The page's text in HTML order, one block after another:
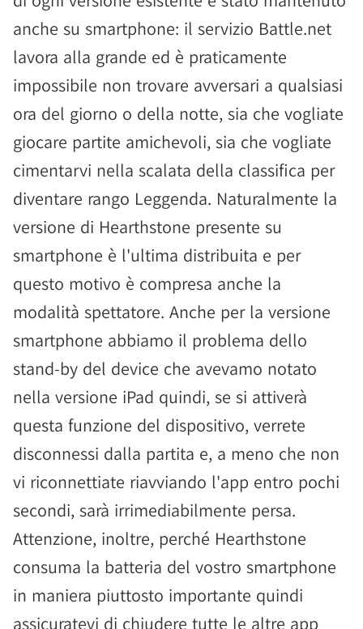
anche su smartphone: il servizio Battle.net
lavora alla grande ed è praticamente
impossibile non trovare avversari a qualsiasi
ora del giorno o della notte, sia che vogliate
giocare partite amichevoli, sia che vogliate
cimentarvi nella scalata della classifica per
diventare rango Leggenda. Naturalmente la
versione di Hearthstone presente su
smartphone è l'ultima distribuita e per
questo motivo è compresa anche la
modalità spettatore. Anche per la versione
smartphone abbiamo il problema dello
stand-by del device che avevamo notato
nella versione iPad quindi, se si attiverà
questa funzione del dispositivo, verrete
disconnessi dalla partita e, a meno che non
vi riconnettiate riavviando l'app entro pochi
secondi, sarà irrimediabilmente persa.
Attenzione, inoltre, perché Hearthstone
consuma la batteria del vostro smartphone
in maniera piuttosto importante quindi
assicuratevi di chiudere tutte le altre app